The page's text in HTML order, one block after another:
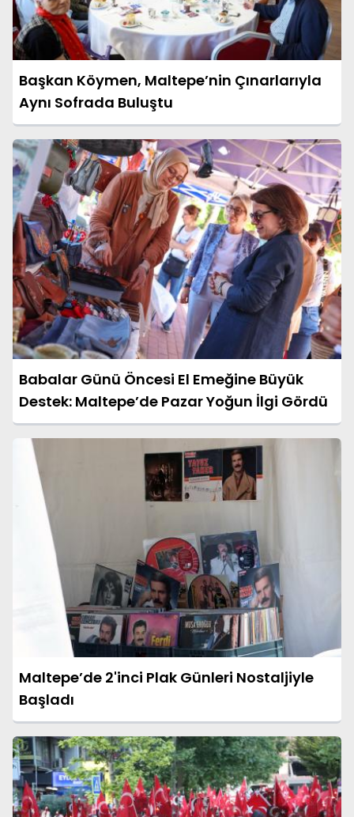
Başkan Köymen, Maltepe’nin Çınarlarıyla
Aynı Sofrada Buluştu
Babalar Günü Öncesi El Emeğine Büyük
Destek: Maltepe’de Pazar Yoğun İlgi Gördü
Maltepe’de 2'inci Plak Günleri Nostaljiyle
Başladı